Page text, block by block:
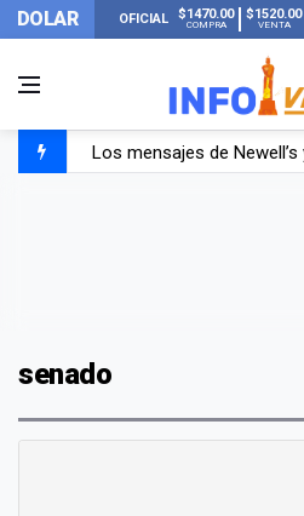
DOLAR OFICIAL $1470.00
COMPRA
$1520.00
VENTA
Los mensajes de
senado